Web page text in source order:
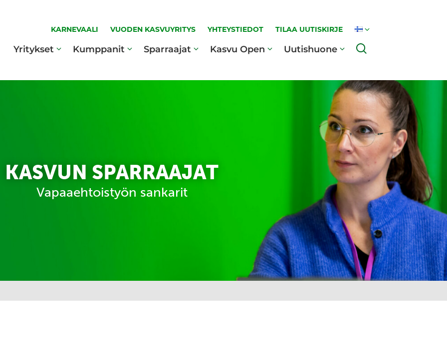
KARNEVAALI VUODEN KASVUYRITYS YHTEYSTIEDOT TILAA UUTISKIRJE
Yritykset Kumppanit Sparraajat Kasvu Open Uutishuone
KASVUN SPARRAAJAT
Vapaaehtoistyön sankarit